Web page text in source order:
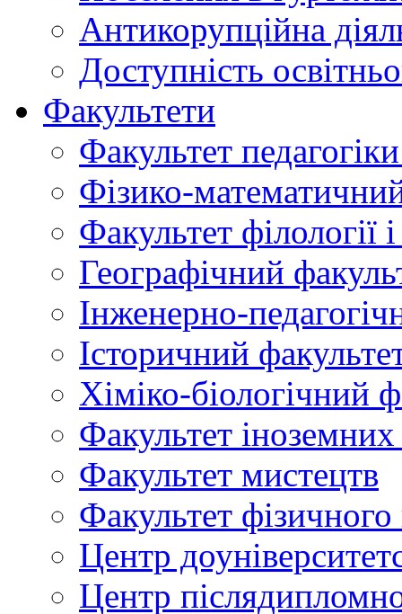
Антикорупційна
Доступність
Факультети
Факультет
Фізико-
Факультет філології
Географічний
Інженерно-
Історичний
Хіміко-біологічний
Факультет
Факультет мистецтв
Факультет
Центр
Центр